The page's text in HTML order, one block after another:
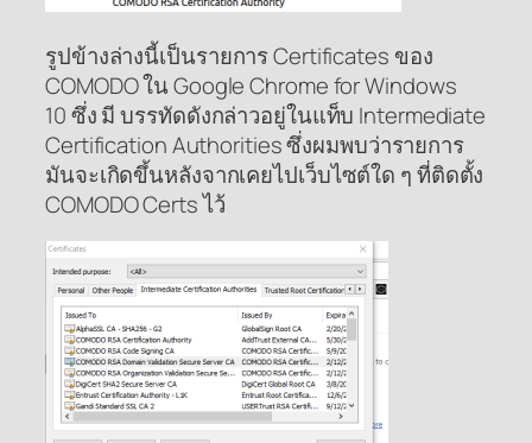
รูปข้างล่างนี้เป็นรายการ Certificates ของ
COMODO ใน Google Chrome for Windows
10 ซึ่ง มี บรรทัดดังกล่าวอยู่ในแท็บ Intermediate
Certification Authorities ซึ่งผมพบว่ารายการ
มันจะเกิดขึ้นหลังจากเคยไปเว็บไซต์ใด ๆ ที่ติดตั้ง
COMODO Certs ไว้